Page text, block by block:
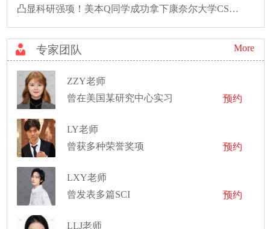
凸显科研强项！美本Q同学成功拿下康奈尔大学CS硕士录取！
专家团队 More
ZZY老师
曾在美国某研究中心实习
预约
LY老师
曾获多种荣誉奖项
预约
LXY老师
曾发表多篇SCI
预约
LLJ老师